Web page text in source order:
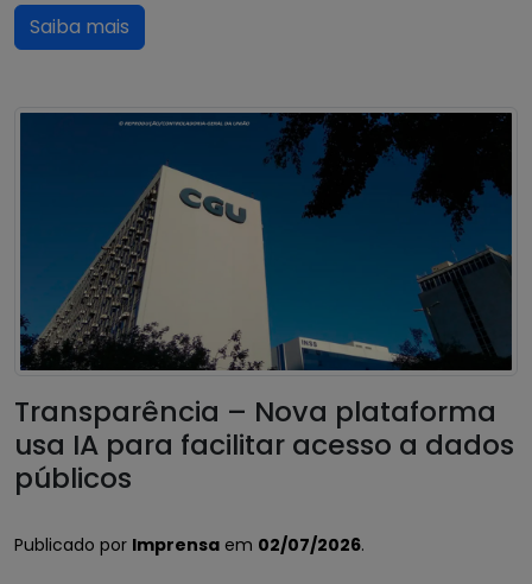
Saiba mais
Transparência – Nova plataforma
usa IA para facilitar acesso a dados
públicos
Publicado por Imprensa em 02/07/2026.